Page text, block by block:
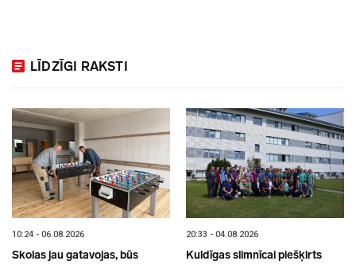
LĪDZĪGI RAKSTI
10:24 - 06.08.2026
Skolas jau gatavojas, būs
20:33 - 04.08.2026
Kuldīgas slimnīcai piešķirts